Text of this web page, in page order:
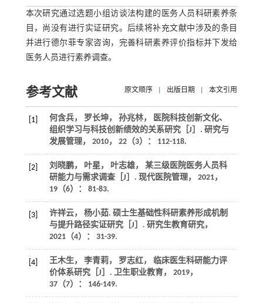
本次研究通过选题小组访谈法构建的医务人员科研素养条
目，尚没有进行实证研究。后续将补充文献中涉及的条目
并进行德尔菲专家咨询，完善科研素养评价指标并下发给
医务人员进行素养调查。
参考文献 原文顺序 出版日期 本文引用
[1]
何含兵， 罗长坤， 孙兆林， 医院科技创新文化、
组织学习与科技创新绩效的关系研究［J］. 研究与
发展管理， 2010， 22（3）： 112-118.
[2]
刘晓鹏， 叶星， 叶志雄， 某三级医院医务人员科
研能力与需求调查［J］. 现代医院管理， 2021，
19（6）： 81-83.
[3]
许祥云， 杨小茹. 硕士生基础性科研素养形成机制
与提升路径实证研究［J］. 研究生教育研究，
2021（4）： 31-39.
[4]
王木生， 李青莉， 罗志红， 临床医生科研能力评
价体系研究［J］. 卫生职业教育 ， 2019，
37（7）： 146-149.